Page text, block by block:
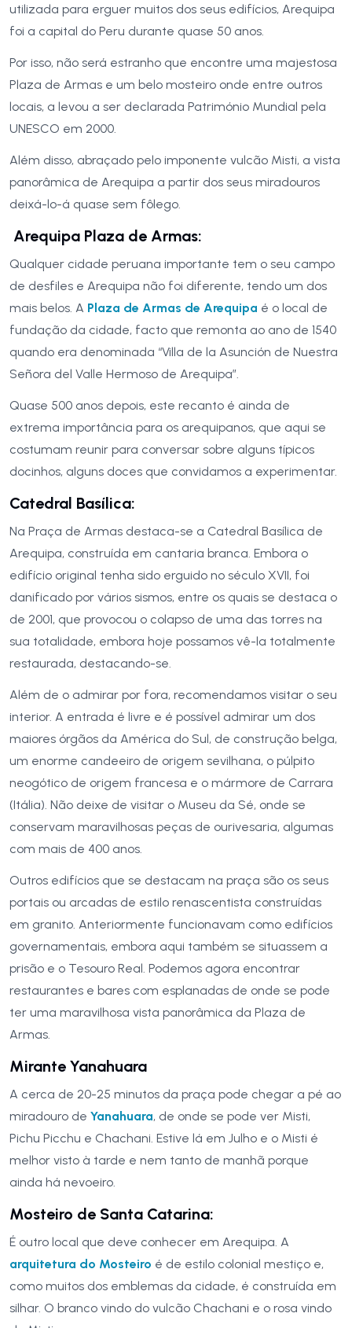
utilizada para erguer muitos dos seus edifícios, Arequipa
foi a capital do Peru durante quase 50 anos.
Por isso, não será estranho que encontre uma majestosa
Plaza de Armas e um belo mosteiro onde entre outros
locais, a levou a ser declarada Património Mundial pela
UNESCO em 2000.
Além disso, abraçado pelo imponente vulcão Misti, a vista
panorâmica de Arequipa a partir dos seus miradouros
deixá-lo-á quase sem fôlego.
Arequipa Plaza de Armas:
Qualquer cidade peruana importante tem o seu campo
de desfiles e Arequipa não foi diferente, tendo um dos
mais belos. A Plaza de Armas de Arequipa é o local de
fundação da cidade, facto que remonta ao ano de 1540
quando era denominada “Villa de la Asunción de Nuestra
Señora del Valle Hermoso de Arequipa”.
Quase 500 anos depois, este recanto é ainda de
extrema importância para os arequipanos, que aqui se
costumam reunir para conversar sobre alguns típicos
docinhos, alguns doces que convidamos a experimentar.
Catedral Basílica:
Na Praça de Armas destaca-se a Catedral Basílica de
Arequipa, construída em cantaria branca. Embora o
edifício original tenha sido erguido no século XVII, foi
danificado por vários sismos, entre os quais se destaca o
de 2001, que provocou o colapso de uma das torres na
sua totalidade, embora hoje possamos vê-la totalmente
restaurada, destacando-se.
Além de o admirar por fora, recomendamos visitar o seu
interior. A entrada é livre e é possível admirar um dos
maiores órgãos da América do Sul, de construção belga,
um enorme candeeiro de origem sevilhana, o púlpito
neogótico de origem francesa e o mármore de Carrara
(Itália). Não deixe de visitar o Museu da Sé, onde se
conservam maravilhosas peças de ourivesaria, algumas
com mais de 400 anos.
Outros edifícios que se destacam na praça são os seus
portais ou arcadas de estilo renascentista construídas
em granito. Anteriormente funcionavam como edifícios
governamentais, embora aqui também se situassem a
prisão e o Tesouro Real. Podemos agora encontrar
restaurantes e bares com esplanadas de onde se pode
ter uma maravilhosa vista panorâmica da Plaza de
Armas.
Mirante Yanahuara
A cerca de 20-25 minutos da praça pode chegar a pé ao
miradouro de Yanahuara, de onde se pode ver Misti,
Pichu Picchu e Chachani. Estive lá em Julho e o Misti é
melhor visto à tarde e nem tanto de manhã porque
ainda há nevoeiro.
Mosteiro de Santa Catarina:
É outro local que deve conhecer em Arequipa. A
arquitetura do Mosteiro é de estilo colonial mestiço e,
como muitos dos emblemas da cidade, é construída em
silhar. O branco vindo do vulcão Chachani e o rosa vindo